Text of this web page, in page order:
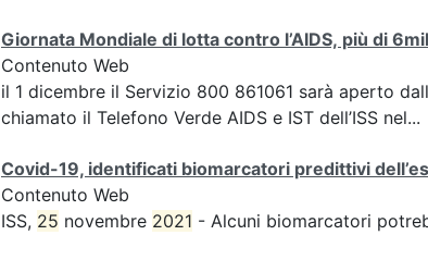
Giornata Mondiale di lotta contro l’AIDS, più di
Contenuto Web
il 1 dicembre il Servizio 800 861061 sarà aperto
chiamato il Telefono Verde AIDS e IST dell’ISS nel...
Covid-19, identificati biomarcatori predittivi
Contenuto Web
ISS, 25 novembre 2021 - Alcuni biomarcatori